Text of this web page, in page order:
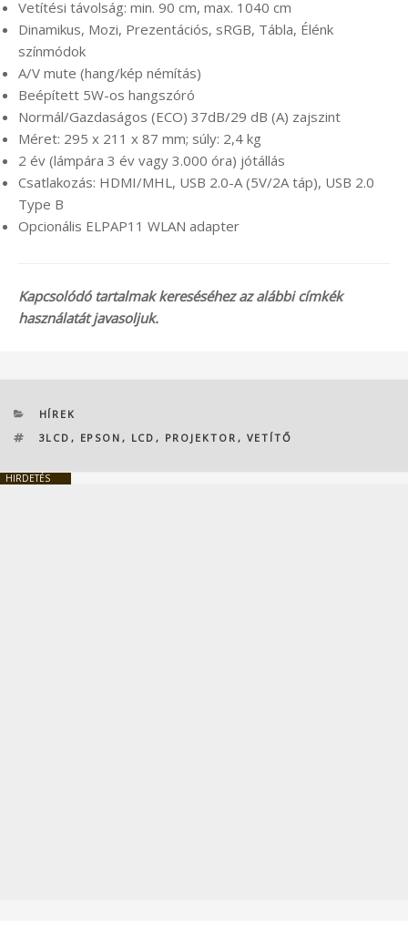
Vetítési távolság: min. 90 cm, max. 1040 cm
Dinamikus, Mozi, Prezentációs, sRGB, Tábla, Élénk
színmódok
A/V mute (hang/kép némítás)
Beépített 5W-os hangszóró
Normál/Gazdaságos (ECO) 37dB/29 dB (A) zajszint
Méret: 295 x 211 x 87 mm; súly: 2,4 kg
2 év (lámpára 3 év vagy 3.000 óra) jótállás
Csatlakozás: HDMI/MHL, USB 2.0-A (5V/2A táp), USB 2.0
Type B
Opcionális ELPAP11 WLAN adapter
Kapcsolódó tartalmak kereséséhez az alábbi címkék
használatát javasoljuk.
KATEGÓRIÁK
HÍREK
CÍMKÉK
3LCD , EPSON , LCD , PROJEKTOR , VETÍTŐ
HIRDETÉS